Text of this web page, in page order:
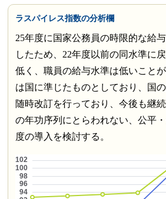
ラスパイレス指数の分析欄
25年度に国家公務員の時限的な給
したため、22年度以前の同水準に
低く、職員の給与水準は低いこと
は国に準じたものとしており、国
随時改訂を行っており、今後も継
の年功序列にとらわれない、公平
度の導入を検討する。